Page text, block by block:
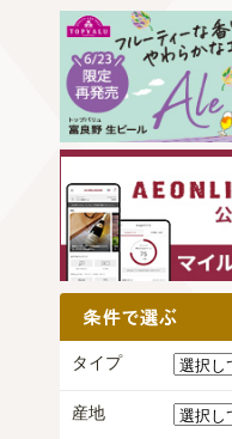
タイプ
産地